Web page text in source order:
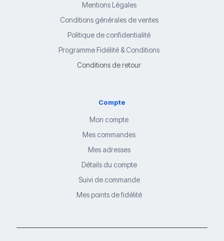
Mentions Légales
Conditions générales de ventes
Politique de confidentialité
Programme Fidélité & Conditions
Conditions de retour
Compte
Mon compte
Mes commandes
Mes adresses
Détails du compte
Suivi de commande
Mes points de fidélité